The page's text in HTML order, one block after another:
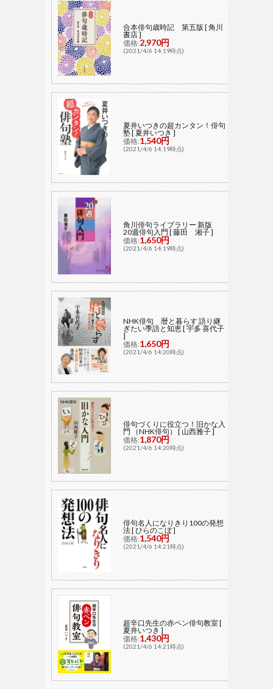
合本俳句歳時記 第五版 [ 角川
書店 ]
価格:2,970円
(2021/4/6 14:19時点)
夏井いつきの超カンタン！俳句
塾 [ 夏井いつき ]
価格:1,540円
(2021/4/6 14:19時点)
角川俳句ライブラリー 新版
20週俳句入門 [ 藤田 湘子 ]
価格:1,650円
(2021/4/6 14:19時点)
NHK俳句 暦と暮らす 語り継
ぎたい季語と知恵 [ 宇多 喜代子
]
価格:1,650円
(2021/4/6 14:20時点)
俳句づくりに役立つ！旧かな入
門 （NHK俳句） [ 山西雅子 ]
価格:1,870円
(2021/4/6 14:20時点)
俳句名人になりきり100の発想
法 [ ひらのこぼ ]
価格:1,540円
(2021/4/6 14:21時点)
超辛口先生の赤ペン俳句教室 [
夏井いつき ]
価格:1,430円
(2021/4/6 14:21時点)